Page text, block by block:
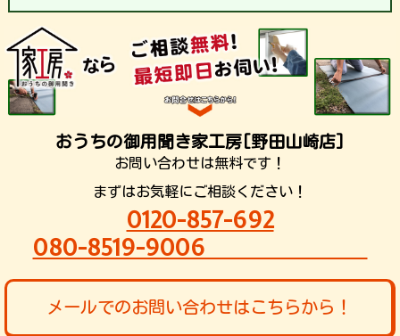
おうちの御用聞き家工房[野田山崎店]
お問い合わせは無料です！
まずはお気軽にご相談ください！
0120-857-692
080-8519-9006
メールでのお問い合わせはこちらから！